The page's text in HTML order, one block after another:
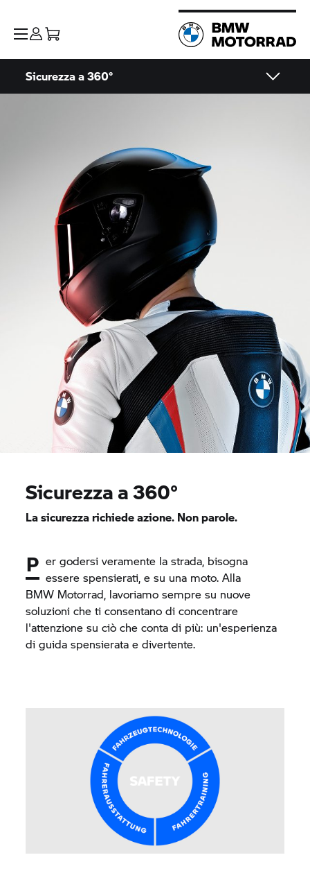
Sicurezza a 360°
Sicurezza a 360°
La sicurezza richiede azione. Non parole.
P er godersi veramente la strada, bisogna
essere spensierati, e su una moto. Alla
BMW Motorrad, lavoriamo sempre su nuove
soluzioni che ti consentano di concentrare
l'attenzione su ciò che conta di più: un'esperienza
di guida spensierata e divertente.